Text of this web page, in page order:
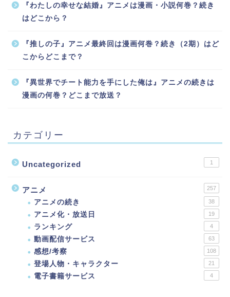
『わたしの幸せな結婚』アニメは漫画・小説何巻？続き
はどこから？
『推しの子』アニメ最終回は漫画何巻？続き（2期）はど
こからどこまで？
『異世界でチート能力を手にした俺は』アニメの続きは
漫画の何巻？どこまで放送？
カテゴリー
Uncategorized 1
アニメ 257
アニメの続き 38
アニメ化・放送日 19
ランキング 4
動画配信サービス 63
感想/考察 108
登場人物・キャラクター 21
電子書籍サービス 4